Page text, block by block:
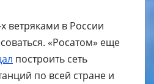
ветряками в России
«Росатом» еще
построить сеть
по всей стране и